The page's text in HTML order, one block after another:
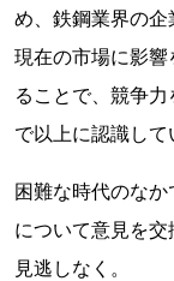
め、鉄鋼業界の企
現在の市場に影
ることで、競争
で以上に認識して
困難な時代のな
について意見を
見逃しなく。